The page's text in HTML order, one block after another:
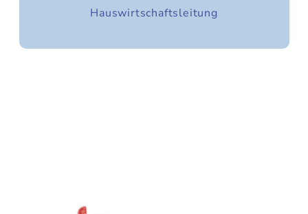
Hauswirtschaftsleitung